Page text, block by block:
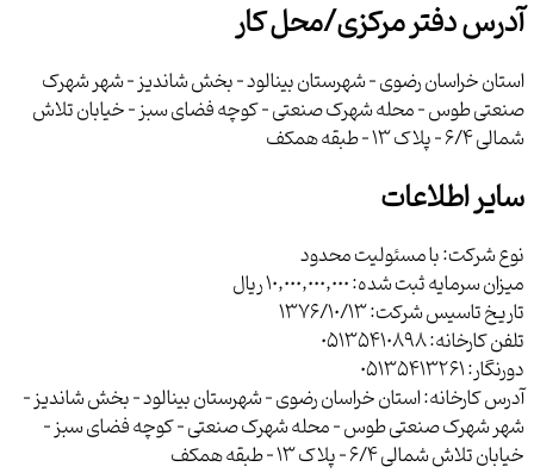
آدرس دفتر مرکزی/محل کار
استان خراسان رضوی - شهرستان بینالود - بخش شاندیز - شهر شهرک
صنعتی طوس - محله شهرک صنعتی - کوچه فضای سبز - خیابان تلاش
شمالی 6/4 - پلاك 13 - طبقه همکف
سایر اطلاعات
نوع شرکت:با مسئوليت محدود
میزان سرمایه ثبت شده:10,000,000,000 ریال
تاریخ تاسیس شرکت:1376/10/13
تلفن کارخانه:05135410898
دورنگار:05135413261
آدرس کارخانه:استان خراسان رضوی - شهرستان بینالود - بخش شاندیز -
شهر شهرک صنعتی طوس - محله شهرک صنعتی - کوچه فضای سبز -
خیابان تلاش شمالی 6/4 - پلاك 13 - طبقه همکف